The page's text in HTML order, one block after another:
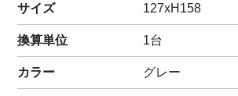
サイズ 127xH158
換算単位 1台
カラー グレー